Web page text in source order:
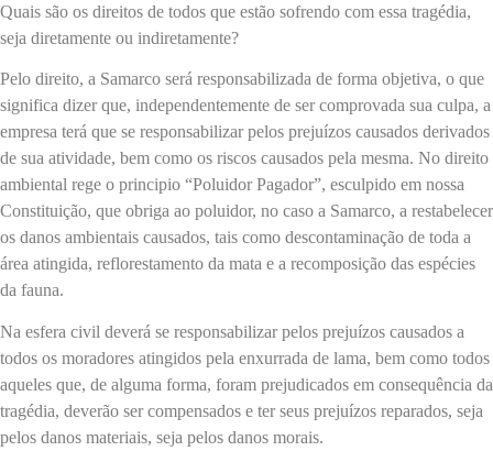
Quais são os direitos de todos que estão sofrendo com essa tragédia,
seja diretamente ou indiretamente?
Pelo direito, a Samarco será responsabilizada de forma objetiva, o que
significa dizer que, independentemente de ser comprovada sua culpa, a
empresa terá que se responsabilizar pelos prejuízos causados derivados
de sua atividade, bem como os riscos causados pela mesma. No direito
ambiental rege o principio “Poluidor Pagador”, esculpido em nossa
Constituição, que obriga ao poluidor, no caso a Samarco, a restabelecer
os danos ambientais causados, tais como descontaminação de toda a
área atingida, reflorestamento da mata e a recomposição das espécies
da fauna.
Na esfera civil deverá se responsabilizar pelos prejuízos causados a
todos os moradores atingidos pela enxurrada de lama, bem como todos
aqueles que, de alguma forma, foram prejudicados em consequência da
tragédia, deverão ser compensados e ter seus prejuízos reparados, seja
pelos danos materiais, seja pelos danos morais.